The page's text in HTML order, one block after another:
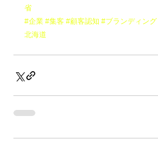
省
#企業 #集客 #顧客認知 #ブランディング
北海道